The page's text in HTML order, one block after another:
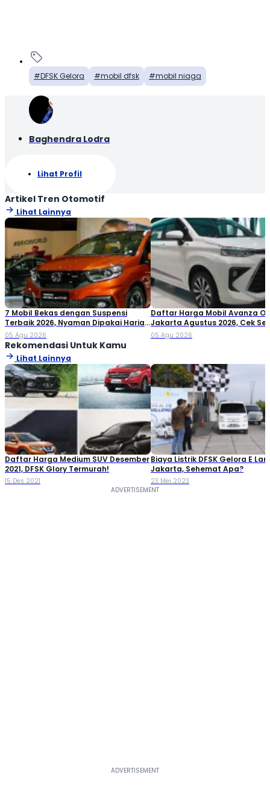
DFSK Gelora mobil dfsk mobil niaga
Baghendra Lodra
Lihat Profil
Artikel Tren Otomotif
Lihat Lainnya
7 Mobil Bekas dengan Suspensi
Terbaik 2026, Nyaman Dipakai Harian
hingga Perjalanan Jauh
05 Agu 2026
Daftar Harga Mobil Avanza
Jakarta Agustus 2026, Cek
Variannya!
05 Agu 2026
Rekomendasi Untuk Kamu
Lihat Lainnya
Daftar Harga Medium SUV Desember
2021, DFSK Glory Termurah!
15 Des 2021
Biaya Listrik DFSK Gelora E
Jakarta, Sehemat Apa?
23 Mei 2023